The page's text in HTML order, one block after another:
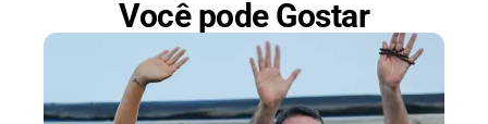
Você pode Gostar